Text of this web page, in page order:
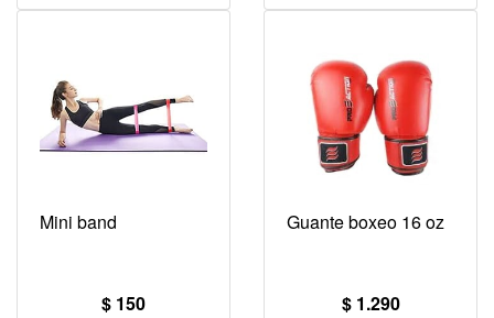
Mini band
$ 150
Guante boxeo 16 oz
$ 1.290